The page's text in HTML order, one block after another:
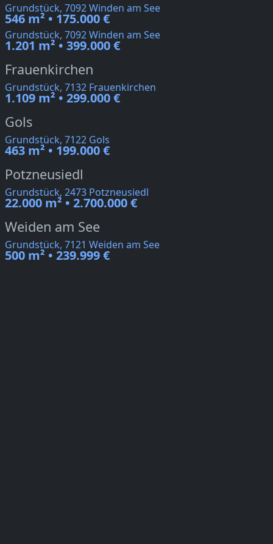
Grundstück, 7092 Winden am See
546 m² • 175.000 €
Grundstück, 7092 Winden am See
1.201 m² • 399.000 €
Frauenkirchen
Grundstück, 7132 Frauenkirchen
1.109 m² • 299.000 €
Gols
Grundstück, 7122 Gols
463 m² • 199.000 €
Potzneusiedl
Grundstück, 2473 Potzneusiedl
22.000 m² • 2.700.000 €
Weiden am See
Grundstück, 7121 Weiden am See
500 m² • 239.999 €